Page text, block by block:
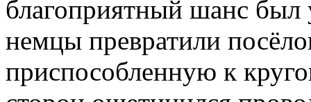
благоприятный шанс
немцы превратили
приспособленную к